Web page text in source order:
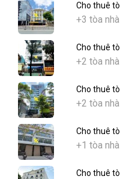
Cho thuê
+3 tòa nhà
Cho thuê
+2 tòa nhà
Cho thuê
+2 tòa nhà
Cho thuê
+1 tòa nhà
Cho thuê